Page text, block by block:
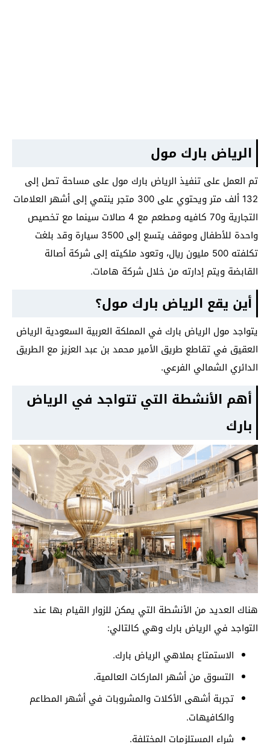
الرياض بارك مول
تم العمل على تنفيذ الرياض بارك مول على مساحة تصل إلى
132 ألف متر ويحتوي على 300 متجر ينتمي إلى أشهر العلامات
التجارية و70 كافيه ومطعم مع 4 صالات سينما مع تخصيص
واحدة للأطفال وموقف يتسع إلى 3500 سيارة وقد بلغت
تكلفته 500 مليون ريال، وتعود ملكيته إلى شركة أصالة
القابضة ويتم إدارته من خلال شركة هامات.
أين يقع الرياض بارك مول؟
يتواجد مول الرياض بارك في المملكة العربية السعودية الرياض
العقيق في تقاطع طريق الأمير محمد بن عبد العزيز مع الطريق
الدائري الشمالي الفرعي.
أهم الأنشطة التي تتواجد في الرياض
بارك
هناك العديد من الأنشطة التي يمكن للزوار القيام بها عند
التواجد في الرياض بارك وهي كالتالي:
الاستمتاع بملاهي الرياض بارك.
التسوق من أشهر الماركات العالمية.
تجربة أشهى الأكلات والمشروبات في أشهر المطاعم
والكافيهات.
شراء المستلزمات المختلفة.